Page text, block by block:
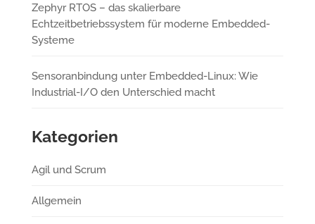
Zephyr RTOS – das skalierbare
Echtzeitbetriebssystem für moderne Embedded-
Systeme
Sensoranbindung unter Embedded-Linux: Wie
Industrial-I/O den Unterschied macht
Kategorien
Agil und Scrum
Allgemein